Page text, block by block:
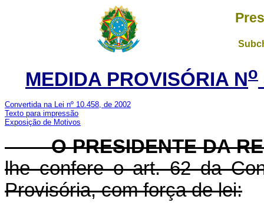
MEDIDA PROVISÓRIA No
Convertida na Lei nº 10.458, de 2002
Texto para impressão
Exposição de Motivos
O PRESIDENTE DA
lhe confere o art. 62 da
Provisória, com força de lei: